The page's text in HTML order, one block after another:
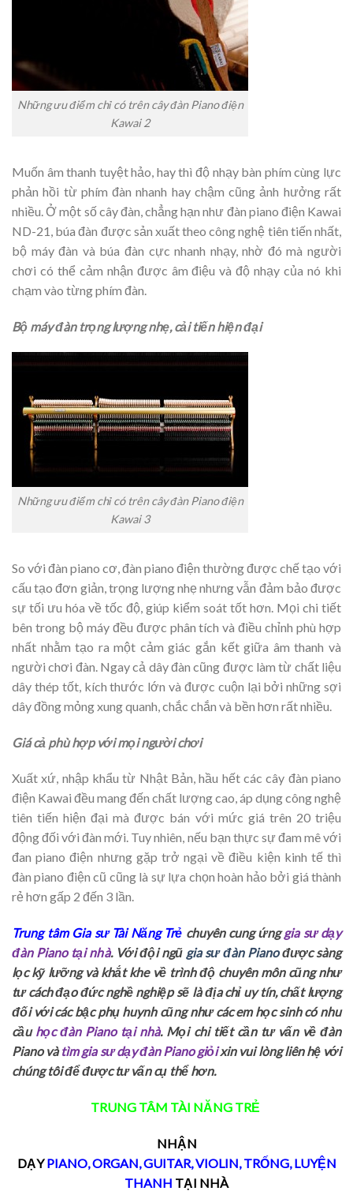
Những ưu điểm chỉ có trên cây đàn Piano điện
Kawai 2
Muốn âm thanh tuyệt hảo, hay thì độ nhạy bàn phím cùng lực
phản hồi từ phím đàn nhanh hay chậm cũng ảnh hưởng rất
nhiều. Ở một số cây đàn, chẳng hạn như đàn piano điện Kawai
ND-21, búa đàn được sản xuất theo công nghệ tiên tiến nhất,
bộ máy đàn và búa đàn cực nhanh nhạy, nhờ đó mà người
chơi có thể cảm nhận được âm điệu và độ nhạy của nó khi
chạm vào từng phím đàn.
Bộ máy đàn trọng lượng nhẹ, cải tiến hiện đại
Những ưu điểm chỉ có trên cây đàn Piano điện
Kawai 3
So với đàn piano cơ, đàn piano điện thường được chế tạo với
cấu tạo đơn giản, trọng lượng nhẹ nhưng vẫn đảm bảo được
sự tối ưu hóa về tốc độ, giúp kiểm soát tốt hơn. Mọi chi tiết
bên trong bộ máy đều được phân tích và điều chỉnh phù hợp
nhất nhằm tạo ra một cảm giác gắn kết giữa âm thanh và
người chơi đàn. Ngay cả dây đàn cũng được làm từ chất liệu
dây thép tốt, kích thước lớn và được cuộn lại bởi những sợi
dây đồng mỏng xung quanh, chắc chắn và bền hơn rất nhiều.
Giá cả phù hợp với mọi người chơi
Xuất xứ, nhập khẩu từ Nhật Bản, hầu hết các cây đàn piano
điện Kawai đều mang đến chất lượng cao, áp dụng công nghệ
tiên tiến hiện đại mà được bán với mức giá trên 20 triệu
động đối với đàn mới. Tuy nhiên, nếu bạn thực sự đam mê với
đan piano điện nhưng gặp trở ngại về điều kiện kinh tế thì
đàn piano điện cũ cũng là sự lựa chọn hoàn hảo bởi giá thành
rẻ hơn gấp 2 đến 3 lần.
Trung tâm Gia sư Tài Năng Trẻ chuyên cung ứnggia sư dạy
đàn Piano tại nhà. Với đội ngũ gia sư đàn Pianođược sàng
lọc kỹ lưỡng và khắt khe về trình độ chuyên môn cũng như
tư cách đạo đức nghề nghiệp sẽ là địa chỉ uy tín, chất lượng
đối với các bậc phụ huynh cũng như các em học sinh có nhu
cầu học đàn Piano tại nhà. Mọi chi tiết cần tư vấn về đàn
Piano vàtìm gia sư dạy đàn Piano giỏixin vui lòng liên hệ với
chúng tôi để được tư vấn cụ thể hơn.
TRUNG TÂM TÀI NĂNG TRẺ
NHẬN
DẠYPIANO,ORGAN,GUITAR,VIOLIN,TRỐNG,LUYỆN
THANH TẠI NHÀ